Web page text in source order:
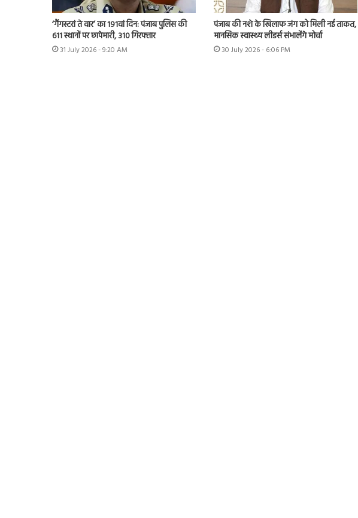
‘गैंगस्टरां ते वार’ का 191वां दिन: पंजाब पुलिस की
611 स्थानों पर छापेमारी, 310 गिरफ्तार
31 July 2026 - 9:20 AM
पंजाब की नशे के खिलाफ जंग को मिली नई ताकत,
मानसिक स्वास्थ्य लीडर्स संभालेंगे मोर्चा
30 July 2026 - 6:06 PM